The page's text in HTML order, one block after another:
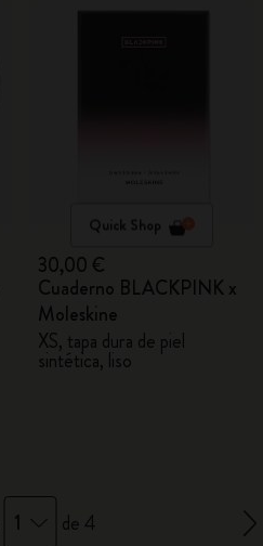
Quick Shop
30,00 €
Cuaderno BLACKPINK x
Moleskine
XS, tapa dura de piel
sintética, liso
1 de 4